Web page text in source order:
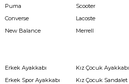
Puma
Converse
New Balance
Scooter
Lacoste
Merrell
Erkek Ayakkabı
Erkek Spor Ayakkabı
Kız Çocuk Ayakkabı
Kız Çocuk Sandalet